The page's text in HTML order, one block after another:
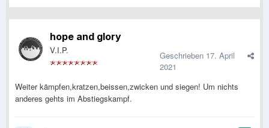
hope and glory
V.I.P. Geschrieben 17. April
2021
Weiter kämpfen,kratzen,beissen,zwicken und siegen! Um nichts
anderes gehts im Abstiegskampf.